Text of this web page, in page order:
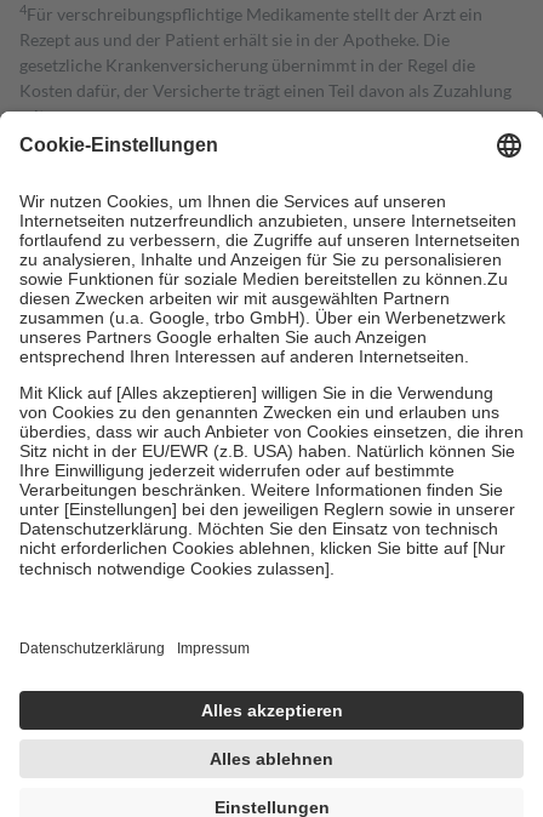
4Für verschreibungspflichtige Medikamente stellt der Arzt ein
Rezept aus und der Patient erhält sie in der Apotheke. Die
gesetzliche Krankenversicherung übernimmt in der Regel die
Kosten dafür, der Versicherte trägt einen Teil davon als Zuzahlung
mit.
Grundsätzlich leisten Mitglieder Zuzahlungen in Höhe von zehn
höchstens zehn Euro.
Es sind jedoch nie mehr als die tatsächlichen
Kosten der Leistung zu entrichten.
Diese Regeln gelten grundsätzlich auch für Online-Apotheken.
Bei Heilmitteln und häuslicher Krankenpflege beträgt die
Zuzahlung zehn Prozent der Kosten sowie zehn Euro je
Verordnung.
Um das Engagement der Versicherten für ihre eigene Gesundheit zu
stärken und die besondere Stellung der Familie zu unterstützen,
fallenkeine Zuzahlungenan bei:
• Kindern und Jugendlichen bis zum vollendeten 18. Lebensjahr
mit Ausnahme der Fahrkosten
• Untersuchungen zur Vorsorge und Früherkennung, die von der
GKV getragen werden
• empfohlenen Schutzimpfungen
• Harn- und Blutteststreifen
getroffen, um sicherzustellen, dass es sich um echte Bewertungen
https://help.etrusted.com/hc/de/articles/4419944605341
Einige Bilder und Inhalte wurden unter Zuhilfenahme künstlicher